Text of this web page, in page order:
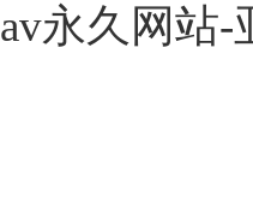
av永久网站-